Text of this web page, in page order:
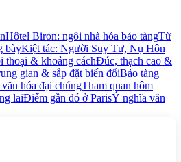
Hôtel Biron: ngôi nhà hóa bảo tàngTừ
bàyKiệt tác: Người Suy Tư, Nụ Hôn
thoại & khoảng cáchĐúc, thạch cao &
gian & sắp đặt biến đổiBảo tàng
hóa đại chúngTham quan hôm
laiĐiểm gần đó ở ParisÝ nghĩa văn